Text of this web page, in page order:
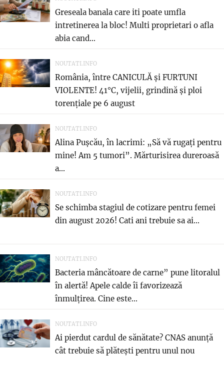
Greseala banala care iti poate umfla
intretinerea la bloc! Multi proprietari o afla
abia cand...
NOUTATI.INFO
România, între CANICULĂ și FURTUNI
VIOLENTE! 41°C, vijelii, grindină și ploi
torențiale pe 6 august
NOUTATI.INFO
Alina Pușcău, în lacrimi: „Să vă rugați pentru
mine! Am 5 tumori”. Mărturisirea dureroasă
a...
NOUTATI.INFO
Se schimba stagiul de cotizare pentru femei
din august 2026! Cati ani trebuie sa ai...
NOUTATI.INFO
Bacteria mâncătoare de carne” pune litoralul
în alertă! Apele calde îi favorizează
înmulțirea. Cine este...
NOUTATI.INFO
Ai pierdut cardul de sănătate? CNAS anunță
cât trebuie să plătești pentru unul nou